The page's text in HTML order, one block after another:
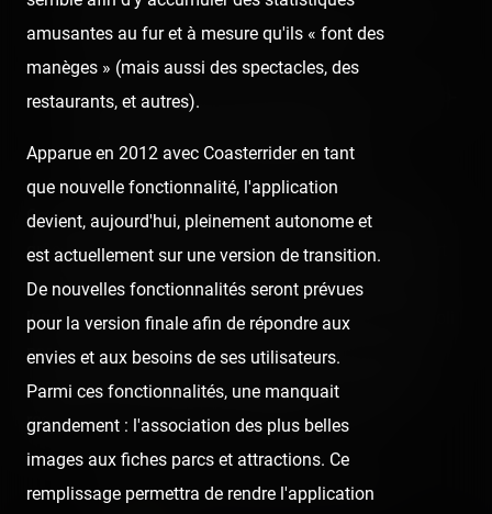
le Strom, un RC40 de chez Pinfari comme on en
voit très rarement sur le sol français
cette Wild Mouse de chez Fabbri, qui, sans être fo-
Mack/Reverchon/Zamperla/Maurer Söhne.
Cette visite a été une des plus reposantes du road-trip
grâce à cette ambiance bien plus détendue par rapport
aux Luna Parks (pas de musique boom-boom, pas de
lumières qui scintillent les yeux de partout). C'est un joli
parc qui mérite d'y faire son arrêt. Celui-ci nous aura
permis de casser le rythme effréné qu'on avait et de
respirer un peu. Idéal avant d'attaquer la suite !
Retrouvez la visite précédant celle-ci :
amusantes au fur et à mesure qu'ils « font des
manèges » (mais aussi des spectacles, des
restaurants, et autres).
Apparue en 2012 avec Coasterrider en tant
que nouvelle fonctionnalité, l'application
devient, aujourd'hui, pleinement autonome et
est actuellement sur une version de transition.
De nouvelles fonctionnalités seront prévues
pour la version finale afin de répondre aux
envies et aux besoins de ses utilisateurs.
Parmi ces fonctionnalités, une manquait
grandement : l'association des plus belles
images aux fiches parcs et attractions. Ce
remplissage permettra de rendre l'application